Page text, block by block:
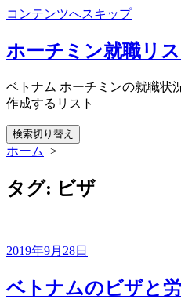
コンテンツへスキップ
ホーチミン就職リス
ベトナム ホーチミンの就職状
作成するリスト
検索切り替え
ホーム >
タグ: ビザ
2019年9月28日
ベトナムのビザと